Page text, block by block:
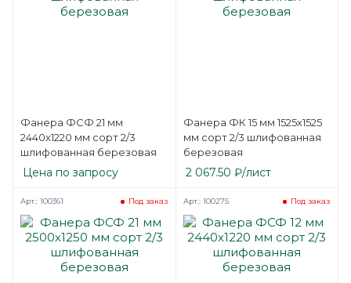
Фанера ФСФ 21 мм
2440х1220 мм сорт 2/3
шлифованная березовая
Цена по запросу
Фанера ФК 15 мм 1525х1525
мм сорт 2/3 шлифованная
березовая
2 067.50 ₽/лист
Под заказ
Арт.: 100361 Под заказ
Арт.: 100275